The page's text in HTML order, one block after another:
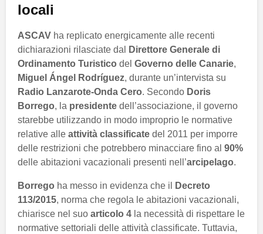
locali
ASCAV ha replicato energicamente alle recenti
dichiarazioni rilasciate dal
Direttore Generale di
Ordinamento Turistico del Governo delle Canarie,
Miguel Ángel Rodríguez, durante un’intervista su
Radio Lanzarote-Onda Cero. Secondo Doris
Borrego, la presidente dell’associazione, il governo
starebbe utilizzando in modo improprio le normative
relative alle attività classificate del 2011 per imporre
delle restrizioni che potrebbero minacciare fino al 90%
delle abitazioni vacazionali presenti nell’arcipelago.
Borrego ha messo in evidenza che il
Decreto
113/2015, norma che regola le abitazioni vacazionali,
chiarisce nel suo articolo 4 la necessità di rispettare le
normative settoriali delle attività classificate. Tuttavia,